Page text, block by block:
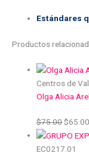
Estándares
Productos
Centros de
Olga Alicia
$75.00$65.00
EC0217.01